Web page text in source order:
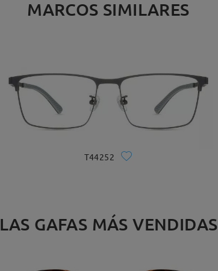
MARCOS SIMILARES
T44252
LAS GAFAS MÁS VENDIDAS